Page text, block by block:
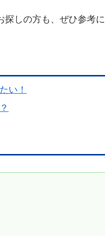
探しの方も、ぜひ参考に
い！